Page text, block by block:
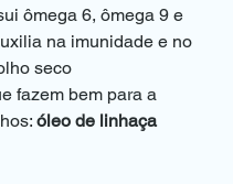
ômega 6, ômega 9 e
na imunidade e no
seco
fazem bem para a
óleo de linhaça